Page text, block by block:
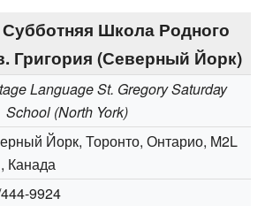
Школа Родного
Григория (Северный Йорк)
Language St. Gregory Saturday
School (North York)
Йорк, Торонто, Онтарио, M2L
Канада
9924